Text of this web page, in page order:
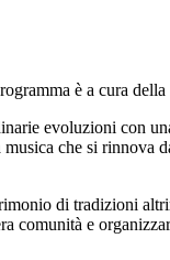
è a cura
evoluzioni con
che si rinnova
di tradizioni
comunità e